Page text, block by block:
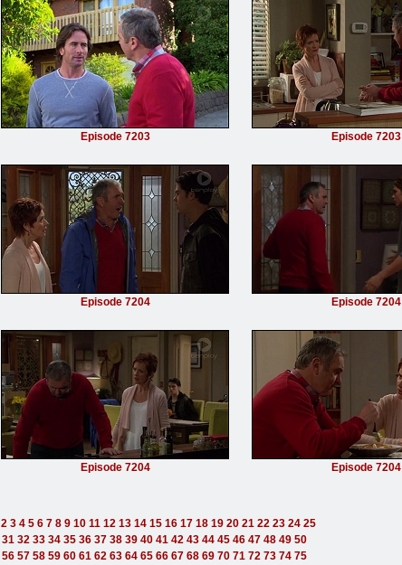
Episode 7203 Episode 7203
Episode 7204 Episode 7204
Episode 7204 Episode 7204
2 3 4 5 6 7 8 9 10 11 12 13 14 15 16 17 18 19 20 21 22 23 24 25
31 32 33 34 35 36 37 38 39 40 41 42 43 44 45 46 47 48 49 50
56 57 58 59 60 61 62 63 64 65 66 67 68 69 70 71 72 73 74 75